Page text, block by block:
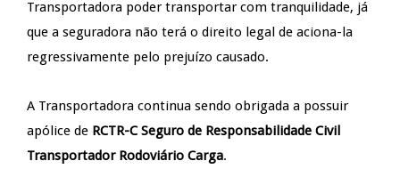
Transportadora poder transportar com tranquilidade, já
que a seguradora não terá o direito legal de aciona-la
regressivamente pelo prejuízo causado.
A Transportadora continua sendo obrigada a possuir
apólice de RCTR-C Seguro de Responsabilidade Civil
Transportador Rodoviário Carga.